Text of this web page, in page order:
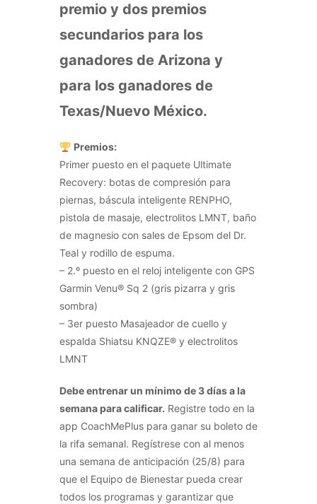
premio y dos premios
secundarios para los
ganadores de Arizona y
para los ganadores de
Texas/Nuevo México.
Premios:
Primer puesto en el paquete Ultimate
Recovery: botas de compresión para
piernas, báscula inteligente RENPHO,
pistola de masaje, electrolitos LMNT, baño
de magnesio con sales de Epsom del Dr.
Teal y rodillo de espuma.
– 2.º puesto en el reloj inteligente con GPS
Garmin Venu® Sq 2 (gris pizarra y gris
sombra)
– 3er puesto Masajeador de cuello y
espalda Shiatsu KNQZE® y electrolitos
LMNT
Debe entrenar un mínimo de 3 días a la
semana para calificar. Registre todo en la
app CoachMePlus para ganar su boleto de
la rifa semanal. Regístrese con al menos
una semana de anticipación (25/8) para
que el Equipo de Bienestar pueda crear
todos los programas y garantizar que